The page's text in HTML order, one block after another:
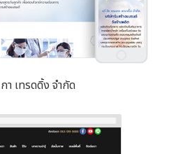
เทรดดิ้ง จำกัด